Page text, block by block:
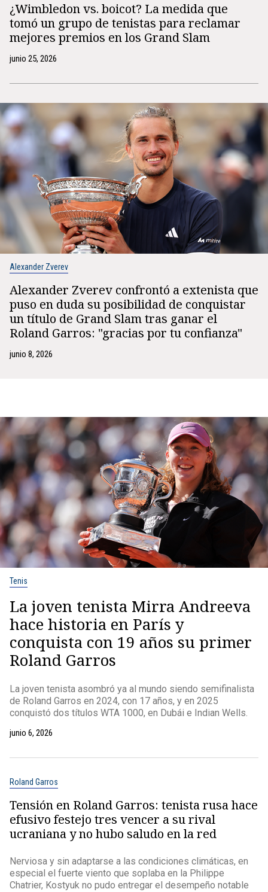
¿Wimbledon vs. boicot? La medida que
tomó un grupo de tenistas para reclamar
mejores premios en los Grand Slam
junio 25, 2026
Alexander Zverev
Alexander Zverev confrontó a extenista que
puso en duda su posibilidad de conquistar
un título de Grand Slam tras ganar el
Roland Garros: "gracias por tu confianza"
junio 8, 2026
Tenis
La joven tenista Mirra Andreeva
hace historia en París y
conquista con 19 años su primer
Roland Garros
La joven tenista asombró ya al mundo siendo semifinalista
de Roland Garros en 2024, con 17 años, y en 2025
conquistó dos títulos WTA 1000, en Dubái e Indian Wells.
junio 6, 2026
Roland Garros
Tensión en Roland Garros: tenista rusa hace
efusivo festejo tres vencer a su rival
ucraniana y no hubo saludo en la red
Nerviosa y sin adaptarse a las condiciones climáticas, en
especial el fuerte viento que soplaba en la Philippe
Chatrier, Kostyuk no pudo entregar el desempeño notable